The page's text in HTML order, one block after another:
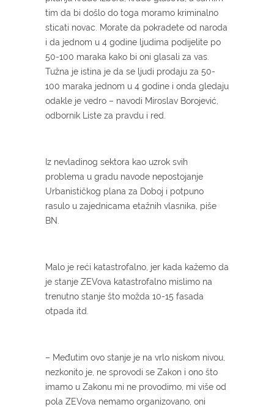
tim da bi došlo do toga moramo kriminalno
sticati novac. Morate da pokradete od naroda
i da jednom u 4 godine ljudima podijelite po
50-100 maraka kako bi oni glasali za vas.
Tužna je istina je da se ljudi prodaju za 50-
100 maraka jednom u 4 godine i onda gledaju
odakle je vedro – navodi Miroslav Borojević,
odbornik Liste za pravdu i red.
Iz nevladinog sektora kao uzrok svih
problema u gradu navode nepostojanje
Urbanističkog plana za Doboj i potpuno
rasulo u zajednicama etažnih vlasnika, piše
BN.
Malo je reći katastrofalno, jer kada kažemo da
je stanje ZEVova katastrofalno mislimo na
trenutno stanje što možda 10-15 fasada
otpada itd.
– Međutim ovo stanje je na vrlo niskom nivou,
nezkonito je, ne sprovodi se Zakon i ono što
imamo u Zakonu mi ne provodimo, mi više od
pola ZEVova nemamo organizovano, oni